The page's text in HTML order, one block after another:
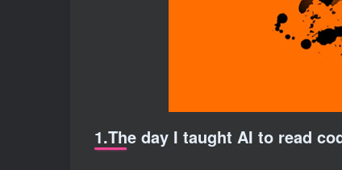
1.The day I taught AI to read